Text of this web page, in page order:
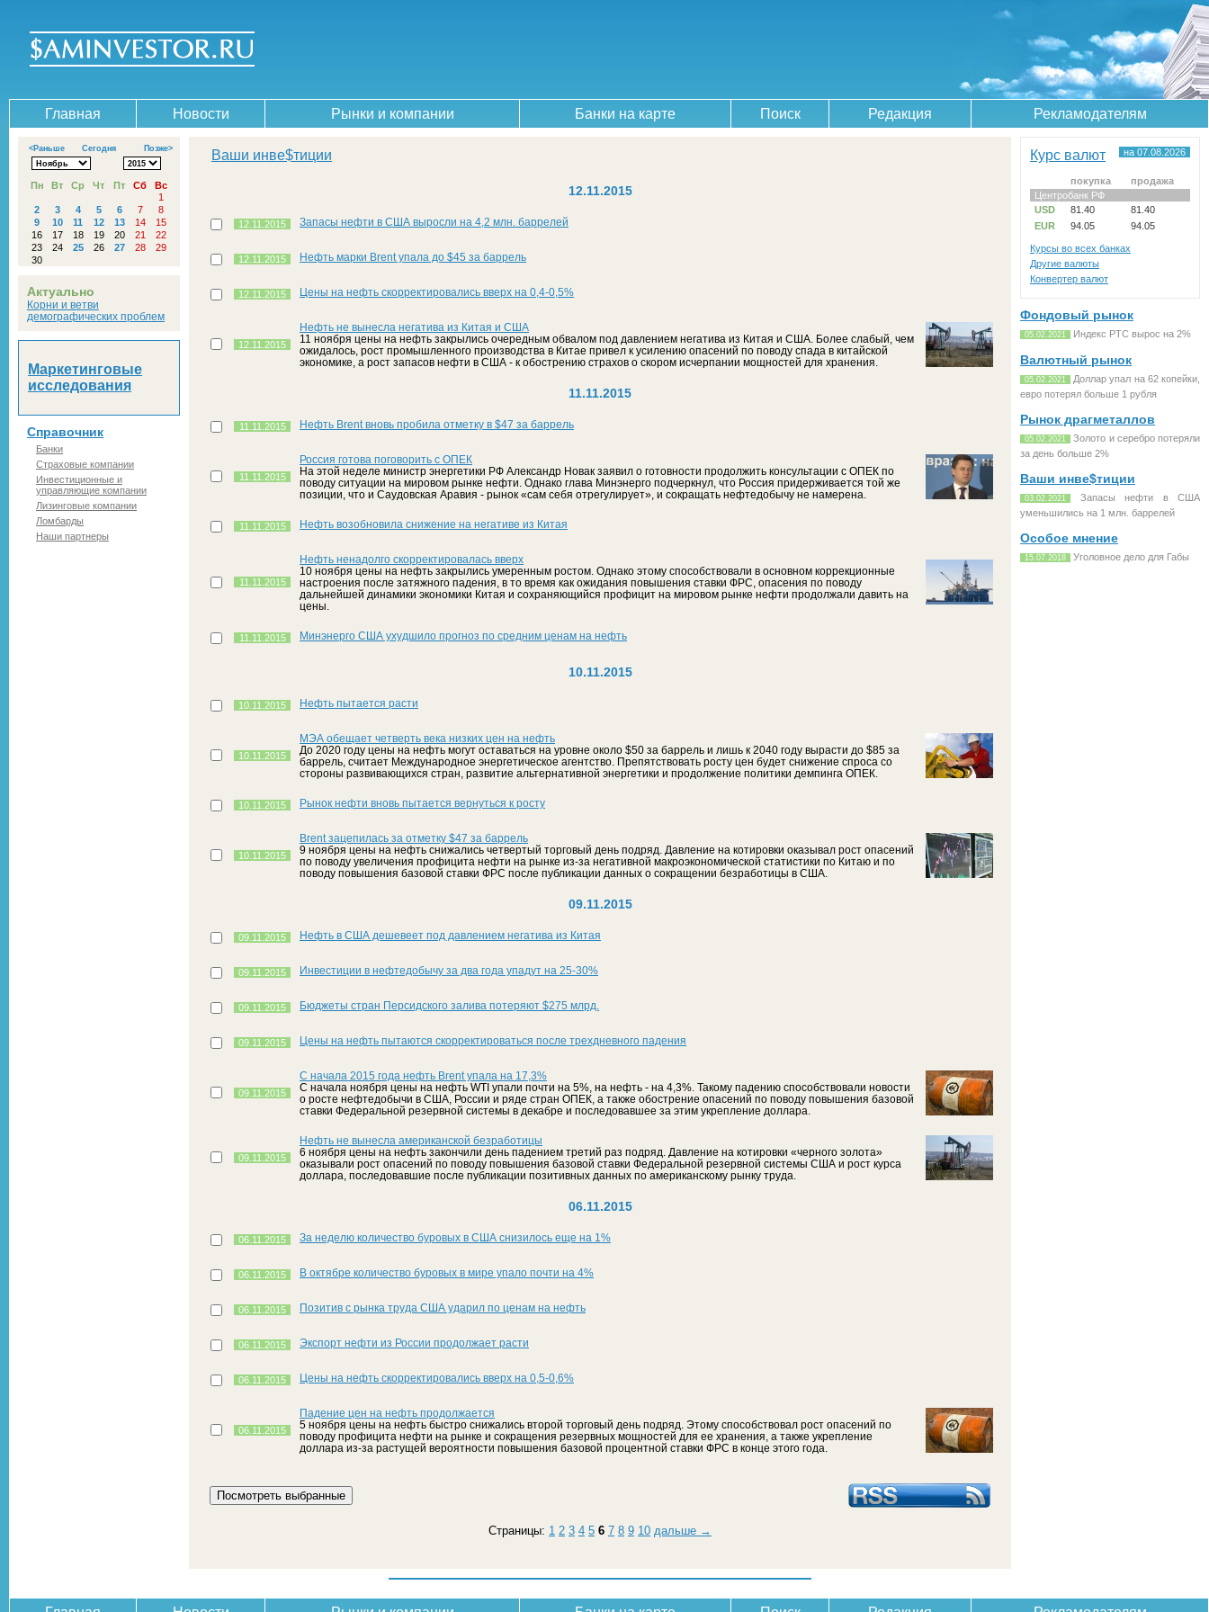
Главная Новости Рынки и компании Банки на карте Поиск Редакция Рекламодателям
<Раньше Сегодня Позже>
Пн Вт Ср Чт Пт Сб
Вс
1
2
3 4 5 6 7
8
9
10 11 12 13 14
15
16
17 18 19 20 21
22
23
24 25 26 27 28
29
30
Актуально
Корни и ветви
демографических проблем
Маркетинговые
исследования
Справочник
Банки
Страховые компании
Инвестиционные и
управляющие компании
Лизинговые компании
Ломбарды
Наши партнеры
Ваши инве$тиции
12.11.2015
12.11.2015 Запасы нефти в США выросли на 4,2 млн. баррелей
12.11.2015 Нефть марки Brent упала до $45 за баррель
12.11.2015 Цены на нефть скорректировались вверх на 0,4-0,5%
12.11.2015
Нефть не вынесла негатива из Китая и США
11 ноября цены на нефть закрылись очередным обвалом под давлением негатива из Китая и США. Более слабый, чем
ожидалось, рост промышленного производства в Китае привел к усилению опасений по поводу спада в китайской
экономике, а рост запасов нефти в США - к обострению страхов о скором исчерпании мощностей для хранения.
11.11.2015
11.11.2015 Нефть Brent вновь пробила отметку в $47 за баррель
11.11.2015
Россия готова поговорить с ОПЕК
На этой неделе министр энергетики РФ Александр Новак заявил о готовности продолжить консультации с ОПЕК по
поводу ситуации на мировом рынке нефти. Однако глава Минэнерго подчеркнул, что Россия придерживается той же
позиции, что и Саудовская Аравия - рынок «сам себя отрегулирует», и сокращать нефтедобычу не намерена.
11.11.2015 Нефть возобновила снижение на негативе из Китая
11.11.2015
Нефть ненадолго скорректировалась вверх
10 ноября цены на нефть закрылись умеренным ростом. Однако этому способствовали в основном коррекционные
настроения после затяжного падения, в то время как ожидания повышения ставки ФРС, опасения по поводу
дальнейшей динамики экономики Китая и сохраняющийся профицит на мировом рынке нефти продолжали давить на
цены.
11.11.2015 Минэнерго США ухудшило прогноз по средним ценам на нефть
10.11.2015
10.11.2015 Нефть пытается расти
10.11.2015
МЭА обещает четверть века низких цен на нефть
До 2020 году цены на нефть могут оставаться на уровне около $50 за баррель и лишь к 2040 году вырасти до $85 за
баррель, считает Международное энергетическое агентство. Препятствовать росту цен будет снижение спроса со
стороны развивающихся стран, развитие альтернативной энергетики и продолжение политики демпинга ОПЕК.
10.11.2015 Рынок нефти вновь пытается вернуться к росту
10.11.2015
Brent зацепилась за отметку $47 за баррель
9 ноября цены на нефть снижались четвертый торговый день подряд. Давление на котировки оказывал рост опасений
по поводу увеличения профицита нефти на рынке из-за негативной макроэкономической статистики по Китаю и по
поводу повышения базовой ставки ФРС после публикации данных о сокращении безработицы в США.
09.11.2015
09.11.2015 Нефть в США дешевеет под давлением негатива из Китая
09.11.2015 Инвестиции в нефтедобычу за два года упадут на 25-30%
09.11.2015 Бюджеты стран Персидского залива потеряют $275 млрд.
09.11.2015 Цены на нефть пытаются скорректироваться после трехдневного падения
09.11.2015
С начала 2015 года нефть Brent упала на 17,3%
С начала ноября цены на нефть WTI упали почти на 5%, на нефть - на 4,3%. Такому падению способствовали новости
о росте нефтедобычи в США, России и ряде стран ОПЕК, а также обострение опасений по поводу повышения базовой
ставки Федеральной резервной системы в декабре и последовавшее за этим укрепление доллара.
09.11.2015
Нефть не вынесла американской безработицы
6 ноября цены на нефть закончили день падением третий раз подряд. Давление на котировки «черного золота»
оказывали рост опасений по поводу повышения базовой ставки Федеральной резервной системы США и рост курса
доллара, последовавшие после публикации позитивных данных по американскому рынку труда.
06.11.2015
06.11.2015 За неделю количество буровых в США снизилось еще на 1%
06.11.2015 В октябре количество буровых в мире упало почти на 4%
06.11.2015 Позитив с рынка труда США ударил по ценам на нефть
06.11.2015 Экспорт нефти из России продолжает расти
06.11.2015 Цены на нефть скорректировались вверх на 0,5-0,6%
06.11.2015
Падение цен на нефть продолжается
5 ноября цены на нефть быстро снижались второй торговый день подряд. Этому способствовал рост опасений по
поводу профицита нефти на рынке и сокращения резервных мощностей для ее хранения, а также укрепление
доллара из-за растущей вероятности повышения базовой процентной ставки ФРС в конце этого года.
Страницы: 1 2 3 4 5 6 7 8 9 10 дальше →
Курс валют на 07.08.2026
покупка
продажа
Центробанк РФ
USD
81.40
81.40
EUR
94.05 94.05
Курсы во всех банках
Другие валюты
Конвертер валют
Фондовый рынок
05.02.2021 Индекс РТС вырос на 2%
Валютный рынок
05.02.2021
Доллар упал на 62 копейки,
евро потерял больше 1 рубля
Рынок драгметаллов
05.02.2021
Золото и серебро потеряли
за день больше 2%
Ваши инве$тиции
03.02.2021
Запасы нефти в США
уменьшились на 1 млн. баррелей
Особое мнение
15.07.2018 Уголовное дело для Габы